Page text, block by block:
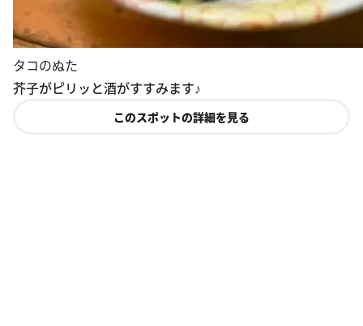
タコのぬた
芥子がピリッと酒がすすみます♪
このスポットの詳細を見る